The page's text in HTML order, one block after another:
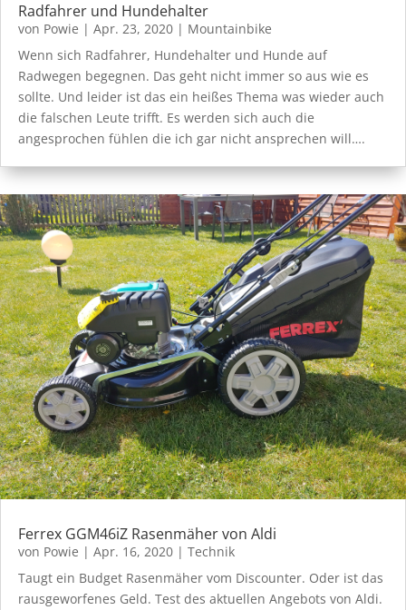
Radfahrer und Hundehalter
von Powie | Apr. 23, 2020 | Mountainbike
Wenn sich Radfahrer, Hundehalter und Hunde auf
Radwegen begegnen. Das geht nicht immer so aus wie es
sollte. Und leider ist das ein heißes Thema was wieder auch
die falschen Leute trifft. Es werden sich auch die
angesprochen fühlen die ich gar nicht ansprechen will….
Ferrex GGM46iZ Rasenmäher von Aldi
von Powie | Apr. 16, 2020 | Technik
Taugt ein Budget Rasenmäher vom Discounter. Oder ist das
rausgeworfenes Geld. Test des aktuellen Angebots von Aldi.